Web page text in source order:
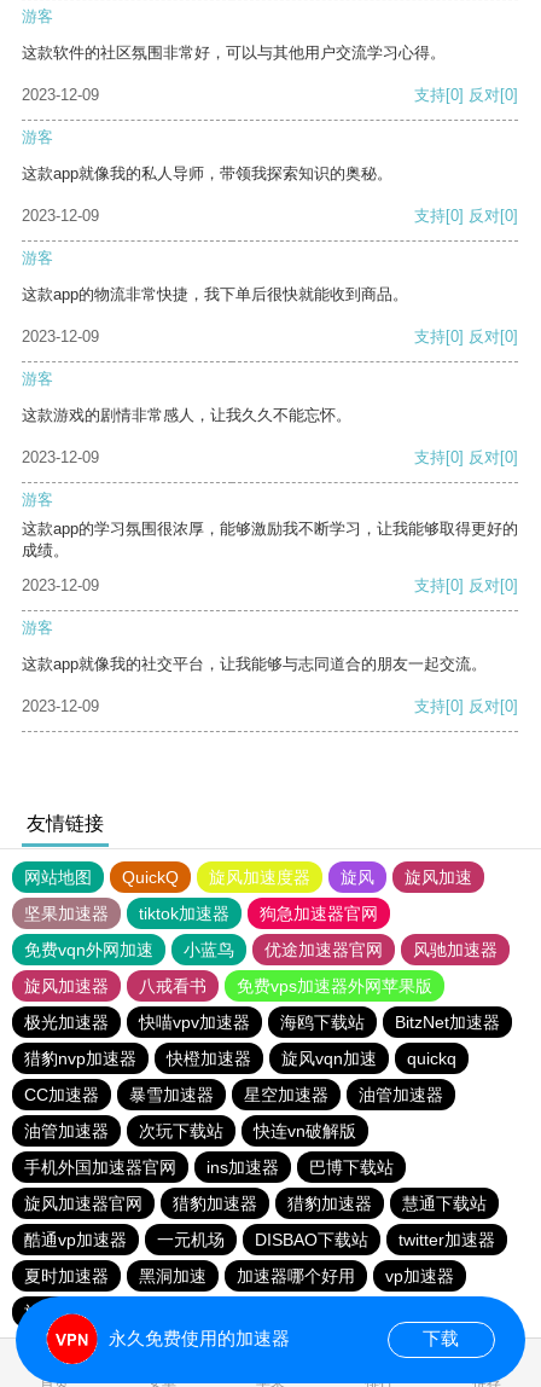
游客
这款软件的社区氛围非常好，可以与其他用户交流学习心得。
2023-12-09 支持[0] 反对[0]
游客
这款app就像我的私人导师，带领我探索知识的奥秘。
2023-12-09 支持[0] 反对[0]
游客
这款app的物流非常快捷，我下单后很快就能收到商品。
2023-12-09 支持[0] 反对[0]
游客
这款游戏的剧情非常感人，让我久久不能忘怀。
2023-12-09 支持[0] 反对[0]
游客
这款app的学习氛围很浓厚，能够激励我不断学习，让我能够取得更好的
成绩。
2023-12-09
支持[0] 反对[0]
游客
这款app就像我的社交平台，让我能够与志同道合的朋友一起交流。
2023-12-09 支持[0] 反对[0]
友情链接
网站地图 QuickQ 旋风加速度器 旋风
旋风加速
坚果加速器
tiktok加速器
狗急加速器官网
免费vqn外网加速
小蓝鸟 优途加速器官网
风驰加速器
旋风加速器
八戒看书
免费vps加速器外网苹果版
极光加速器
快喵vpv加速器 海鸥下载站
BitzNet加速器
猎豹nvp加速器
快橙加速器 旋风vqn加速
quickq
CC加速器
暴雪加速器 星空加速器
油管加速器
油管加速器
次玩下载站
快连vn破解版
手机外国加速器官网
ins加速器
巴博下载站
旋风加速器官网
猎豹加速器 猎豹加速器
慧通下载站
酷通vp加速器
一元机场 DISBAO下载站
twitter加速器
夏时加速器
黑洞加速 加速器哪个好用
vp加速器
旋风vqn官网
首页 安卓 苹果 排行 推荐
永久免费使用的加速器 下载
0.434390s